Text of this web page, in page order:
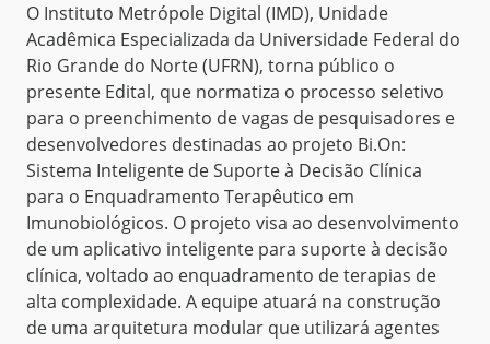
O Instituto Metrópole Digital (IMD), Unidade
Acadêmica Especializada da Universidade Federal do
Rio Grande do Norte (UFRN), torna público o
presente Edital, que normatiza o processo seletivo
para o preenchimento de vagas de pesquisadores e
desenvolvedores destinadas ao projeto Bi.On:
Sistema Inteligente de Suporte à Decisão Clínica
para o Enquadramento Terapêutico em
Imunobiológicos. O projeto visa ao desenvolvimento
de um aplicativo inteligente para suporte à decisão
clínica, voltado ao enquadramento de terapias de
alta complexidade. A equipe atuará na construção
de uma arquitetura modular que utilizará agentes